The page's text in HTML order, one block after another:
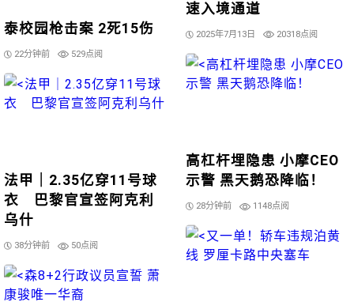
速入境通道
2025年7月13日 20318点阅
泰校园枪击案 2死15伤
22分钟前 529点阅
高杠杆埋隐患 小摩CEO
示警 黑天鹅恐降临！
28分钟前 1148点阅
法甲｜2.35亿穿11号球
衣 巴黎官宣签阿克利
乌什
38分钟前 50点阅